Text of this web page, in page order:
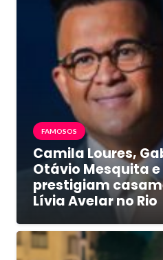
FAMOSOS
Camila Loures,
Otávio Mesquita
prestigiam
Lívia Avelar no Rio